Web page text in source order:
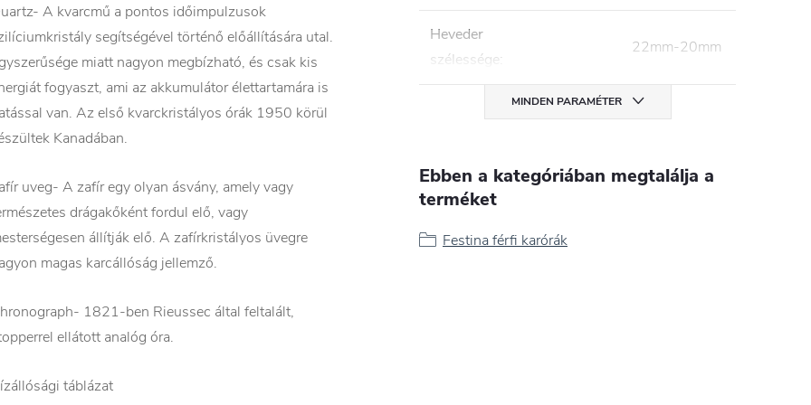
A kvarcmű a pontos időimpulzusok
segítségével történő előállítására utal.
miatt nagyon megbízható, és csak kis
fogyaszt, ami az akkumulátor élettartamára is
van. Az első kvarckristályos órák 1950 körül
Kanadában.
uveg- A zafír egy olyan ásvány, amely vagy
drágakőként fordul elő, vagy
állítják elő. A zafírkristályos üvegre
magas karcállóság jellemző.
1821-ben Rieussec által feltalált,
ellátott analóg óra.
táblázat
Heveder
szélessége:
22mm-20mm
MINDEN PARAMÉTER
Ebben a kategóriában megtalálja a
terméket
Festina férfi karórák